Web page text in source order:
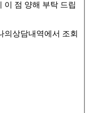
이 점 양해 부탁 드립
의상담내역에서 조회